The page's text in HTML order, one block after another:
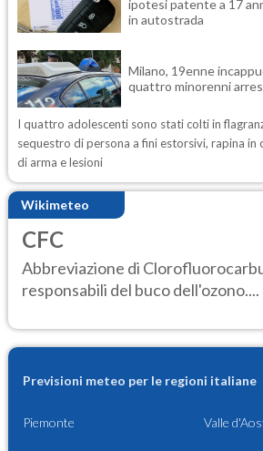
ipotesi patente a 17
in autostrada
Milano, 19enne
quattro minorenni
I quattro adolescenti sono stati colti in
sequestro di persona a fini estorsivi, rapina
di arma e lesioni
Wikimeteo
CFC
Abbreviazione di
responsabili del buco dell'ozono....
Previsioni meteo per le regioni italiane
Piemonte Valle